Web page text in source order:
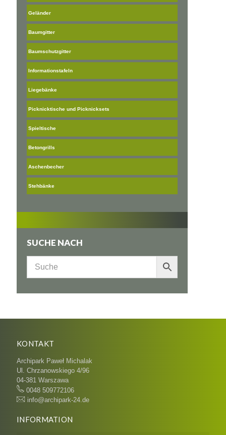
Geländer
Baumgitter
Baumschutzgitter
Informationstafeln
Liegebänke
Picknicktische und Picknicksets
Spieltische
Betongrills
Aschenbecher
Stehbänke
SUCHE NACH
KONTAKT
Archipark Paweł Michalak
Ul. Chrzanowskiego 4/96
04-381 Warszawa
0048 509772106
info@archipark-24.de
INFORMATION